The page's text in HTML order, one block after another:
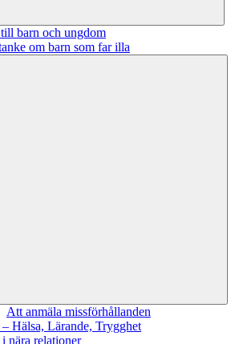
barn och ungdom
om barn som far illa
Att anmäla missförhållanden
Hälsa, Lärande, Trygghet
nära relationer